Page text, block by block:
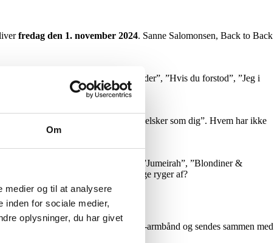
Om
medier og til at analysere
inden for sociale medier,
oplysninger, du har givet
fredag den 1. november 2024. Sanne Salomonsen, Back to Back
store hits som ”Kærligheden kalder”, ”Hvis du forstod”, ”Jeg i
dig”, ”Som de andre gør” og ”En elsker som dig”. Hvem har ikke
”ErruDumEllaHvad”, ”Gulddans”, ”Jumeirah”, ”Blondiner &
FIFA. Mon ikke taget på Royal Stage ryger af?
her
Billetterne leveres i form af VIP-armbånd og sendes sammen med